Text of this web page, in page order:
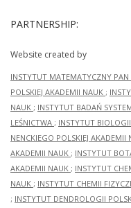
PARTNERSHIP:
Website created by
INSTYTUT MATEMATYCZNY PAN
POLSKIEJ AKADEMII NAUK ;
NAUK ; INSTYTUT BADAŃ
LEŚNICTWA ; INSTYTUT
NENCKIEGO POLSKIEJ AKADEMII
AKADEMII NAUK ; INSTYTUT
AKADEMII NAUK ; INSTYTUT
NAUK ; INSTYTUT CHEMII
; INSTYTUT DENDROLOGII